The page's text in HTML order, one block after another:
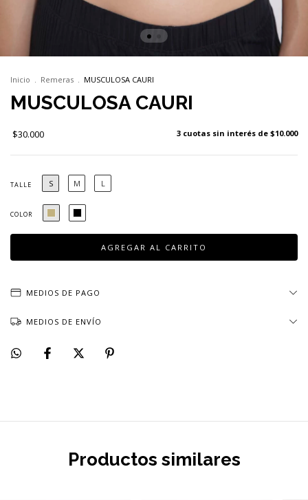
Inicio . Remeras . MUSCULOSA CAURI
MUSCULOSA CAURI
$30.000 3 cuotas sin interés de $10.000
TALLE S M L
COLOR
MEDIOS DE PAGO
MEDIOS DE ENVÍO
Productos similares